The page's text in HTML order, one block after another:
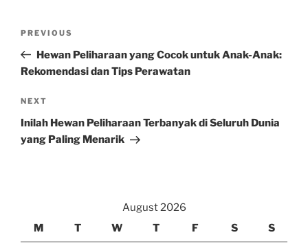
Previous
Post
PREVIOUS
Hewan Peliharaan yang Cocok untuk Anak-Anak:
Rekomendasi dan Tips Perawatan
Next
Post
NEXT
Inilah Hewan Peliharaan Terbanyak di Seluruh Dunia
yang Paling Menarik
August 2026
M
T W T F S S